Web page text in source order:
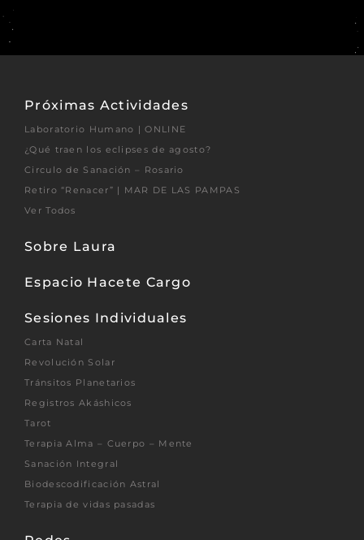
Próximas Actividades
Laboratorio Humano | ONLINE
¿Qué traen los eclipses de agosto?
Circulo de Sanación – Rosario
Retiro “Renacer” | MAR DE LAS PAMPAS
Ver Todos
Sobre Laura
Espacio Hacete Cargo
Sesiones Individuales
Carta Natal
Revolución Solar
Tránsitos Planetarios
Registros Akáshicos
Tarot
Terapia Alma – Cuerpo – Mente
Sanación Integral
Biodescodificación Astral
Terapia de vidas pasadas